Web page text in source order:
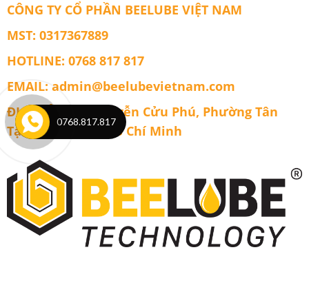
Beelube
CÔNG TY CỔ PHẦN BEELUBE VIỆT NAM
MST: 0317367889
HOTLINE: 0768 817 817
EMAIL: admin@beelubevietnam.com
ĐỊA CHỈ: 1606 Nguyễn Cửu Phú, Phường Tân
Tạo, Thành phố Hồ Chí Minh
0768.817.817